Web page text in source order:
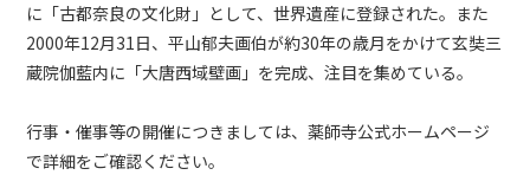
に「古都奈良の文化財」として、世界遺産に登録された。また
2000年12月31日、平山郁夫画伯が約30年の歳月をかけて玄奘三
蔵院伽藍内に「大唐西域壁画」を完成、注目を集めている。
行事・催事等の開催につきましては、薬師寺公式ホームページ
で詳細をご確認ください。